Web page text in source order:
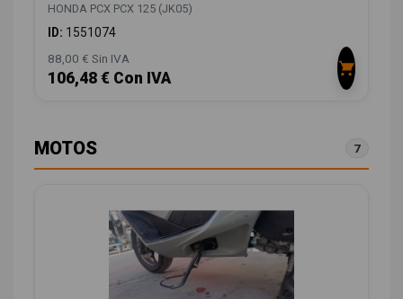
HONDA PCX PCX 125 (JK05)
ID: 1551074
88,00 € Sin IVA
106,48 € Con IVA
MOTOS 7